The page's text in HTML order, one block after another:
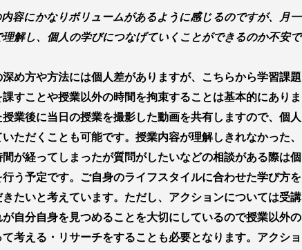
内容にかなりボリュームがあるように感じるのですが、月一
理解し、個人の学びにつなげていくことができるのか不安で
深め方や方法には個人差がありますが、こちらから学習課題
すことや授業以外の時間を拘束することは基本的にありま
業後に当日の授業を撮影した動画を共有しますので、個人
ただくことも可能です。授業内容が理解しきれなかった、
が経ってしまったが質問がしたいなどの相談がある際は個
行う予定です。ご自身のライフスタイルに合わせた学び方を
きたいと考えています。ただし、アクションについては受講
自分自身を見つめることを大切にしているので授業以外の
て考える・リサーチをすることも必要となります。アクショ